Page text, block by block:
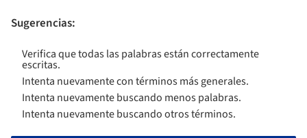
Sugerencias:
Verifica que todas las palabras están correctamente
escritas.
Intenta nuevamente con términos más generales.
Intenta nuevamente buscando menos palabras.
Intenta nuevamente buscando otros términos.